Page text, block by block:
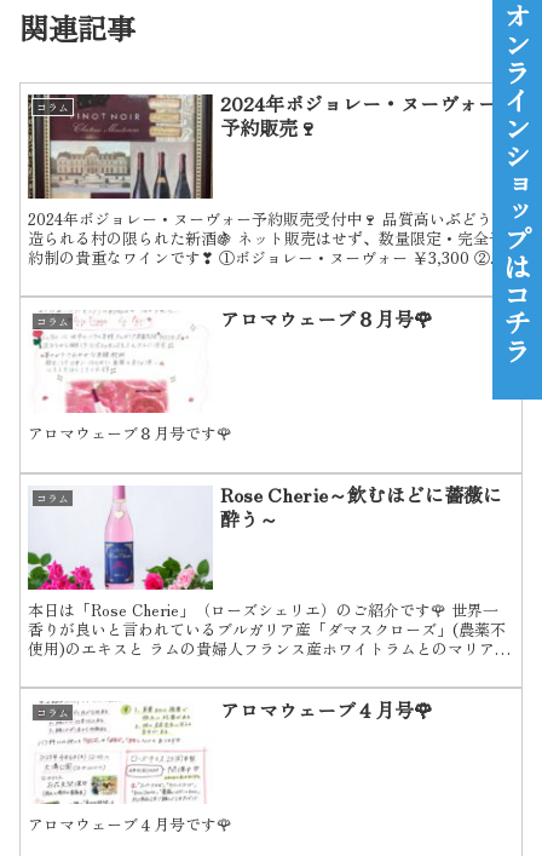
関連記事
コラム
2024年ボジョレー・ヌーヴォー
予約販売🍷
2024年ボジョレー・ヌーヴォー予約販売受付中🍷 品質高いぶどうが
造られる村の限られた新酒🍇 ネット販売はせず、数量限定・完全予
約制の貴重なワインです❣ ①ボジョレー・ヌーヴォー ￥3,300 ②ボ
コラム アロマウェーブ８月号🌹
アロマウェーブ８月号です🌹
コラム
Rose Cherie～飲むほどに薔薇に
酔う～
本日は「Rose Cherie」（ローズシェリエ）のご紹介です🌹 世界一
香りが良いと言われているブルガリア産「ダマスクローズ」(農薬不
使用)のエキスと ラムの貴婦人フランス産ホワイトラムとのマリアー
コラム アロマウェーブ４月号🌹
アロマウェーブ４月号です🌹
オンラインショップはコチラ